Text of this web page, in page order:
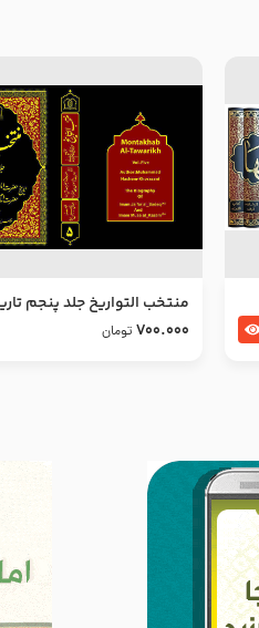
منتخب التواریخ جلد پنجم
جعفر صادق و امام موسی بن
700.000 تومان